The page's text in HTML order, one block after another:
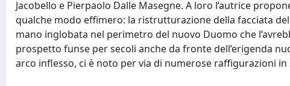
Jacobello e Pierpaolo Dalle Masegne. A loro l’autrice
qualche modo effimero: la ristrutturazione della facciata
mano inglobata nel perimetro del nuovo Duomo che
prospetto funse per secoli anche da fronte dell’erigenda
arco inflesso, ci è noto per via di numerose raffigurazioni